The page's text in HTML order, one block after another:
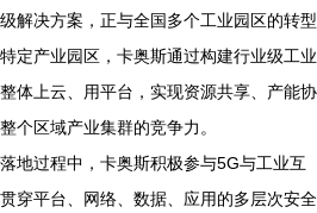
解决方案，正与全国多个工业园区的转型
定产业园区，卡奥斯通过构建行业级工业
体上云、用平台，实现资源共享、产能协
个区域产业集群的竞争力。
落地过程中，卡奥斯积极参与5G与工业互
穿平台、网络、数据、应用的多层次安全